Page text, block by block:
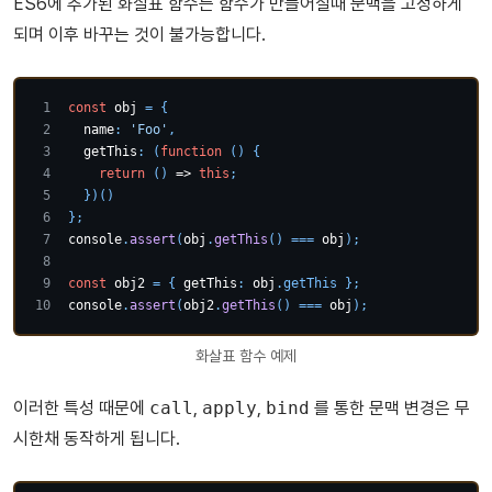
되며 이후 바꾸는 것이 불가능합니다.
const obj = {
name: 'Foo' ,
getThis : ( function ( )
{
return
( ) => this ;
} ) ( )
} ;
console.assert (obj .getThis ( ) === obj ) ;
const obj2 = { getThis : obj .getThis } ;
console.assert (obj2.getThis ( ) === obj ) ;
화살표 함수 예제
이러한 특성 때문에 call, apply, bind 를 통한 문맥 변경은 무
시한채 동작하게 됩니다.